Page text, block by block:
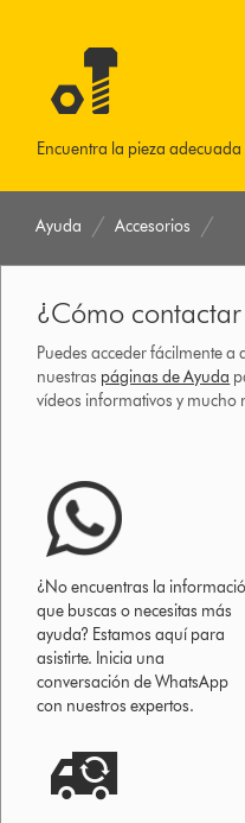
Encuentra la pieza adecuada
Ayuda Accesorios
¿Cómo
Puedes acceder fácilmente a
nuestras páginas de Ayuda
vídeos informativos y mucho
¿No encuentras la
que buscas o necesitas más
ayuda? Estamos aquí para
asistirte. Inicia una
conversación de WhatsApp
con nuestros expertos.